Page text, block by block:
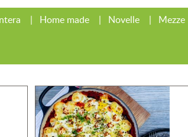
Home made Novelle Mezze